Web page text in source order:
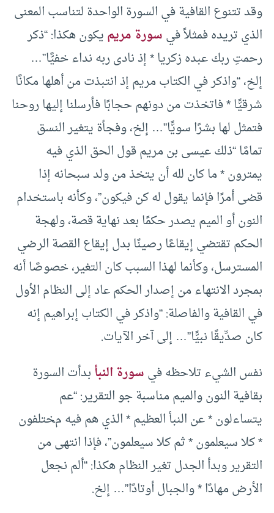
وقد تتنوع القافية في السورة الواحدة لتناسب المعنى
الذي تريده فمثلاً فيسورة مريميكون هكذا: “ذكر
رحمتِ ربك عبده زكريا * إذ نادى ربه نداء خفيًّا”…
إلخ، “واذكر في الكتاب مريم إذ انتبذت من أهلها مكانًا
شرقيًّا * فاتخذت من دونهم حجابًا فأرسلنا إليها روحنا
فتمثل لها بشرًا سويًّا”… إلخ، وفجأة يتغير النسق
تمامًا “ذلك عيسى بن مريم قول الحق الذي فيه
يمترون * ما كان لله أن يتخذ من ولد سبحانه إذا
قضى أمرًا فإنما يقول له كن فيكون”، وكأنه باستخدام
النون أو الميم يصدر حكمًا بعد نهاية قصة، ولهجة
الحكم تقتضي إيقاعًا رصينًا بدل إيقاع القصة الرضي
المسترسل، وكأنما لهذا السبب كان التغير، خصوصًا أنه
بمجرد الانتهاء من إصدار الحكم عاد إلى النظام الأول
في القافية والفاصلة: “واذكر في الكتاب إبراهيم إنه
كان صدِّيقًا نبيًّا”… إلى آخر الآيات.
نفس الشيء تلاحظه فيسورة النبأبدأت السورة
بقافية النون والميم مناسبة جو التقرير: “عم
يتساءلون * عن النبأ العظيم * الذي هم فيه مختلفون
* كلا سيعلمون * ثم كلا سيعلمون”، فإذا انتهى من
التقرير وبدأ الجدل تغير النظام هكذا: “ألم نجعل
الأرض مهادًا * والجبال أوتادًا”… إلخ.